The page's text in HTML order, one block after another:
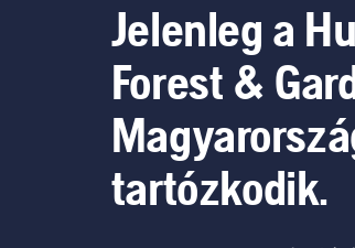
Jelenleg a
Forest &
tartózkodik.